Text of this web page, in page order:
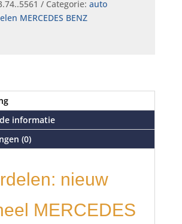
Categorie: auto
MERCEDES BENZ
informatie
(0)
nieuw
MERCEDES